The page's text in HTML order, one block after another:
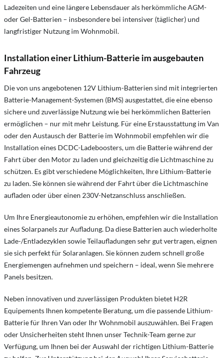
Ladezeiten und eine längere Lebensdauer als herkömmliche AGM-
oder Gel-Batterien – insbesondere bei intensiver (täglicher) und
langfristiger Nutzung im Wohnmobil.
Installation einer Lithium-Batterie im ausgebauten
Fahrzeug
Die von uns angebotenen 12V Lithium-Batterien sind mit integrierten
Batterie-Management-Systemen (BMS) ausgestattet, die eine ebenso
sichere und zuverlässige Nutzung wie bei herkömmlichen Batterien
ermöglichen – nur mit mehr Leistung. Für eine Erstausstattung im Van
oder den Austausch der Batterie im Wohnmobil empfehlen wir die
Installation eines DCDC-Ladeboosters, um die Batterie während der
Fahrt über den Motor zu laden und gleichzeitig die Lichtmaschine zu
schützen. Es gibt verschiedene Möglichkeiten, Ihre Lithium-Batterie
zu laden. Sie können sie während der Fahrt über die Lichtmaschine
aufladen oder über einen 230V-Netzanschluss anschließen.
Um Ihre Energieautonomie zu erhöhen, empfehlen wir die Installation
eines Solarpanels zur Aufladung. Da diese Batterien auch wiederholte
Lade-/Entladezyklen sowie Teilaufladungen sehr gut vertragen, eignen
sie sich perfekt für Solaranlagen. Sie können zudem schnell große
Energiemengen aufnehmen und speichern – ideal, wenn Sie mehrere
Panels besitzen.
Neben innovativen und zuverlässigen Produkten bietet H2R
Equipements Ihnen kompetente Beratung, um die passende Lithium-
Batterie für Ihren Van oder Ihr Wohnmobil auszuwählen. Bei Fragen
oder Unsicherheiten steht Ihnen unser Technik-Team gerne zur
Verfügung, um Ihnen bei der Auswahl der richtigen Lithium-Batterie